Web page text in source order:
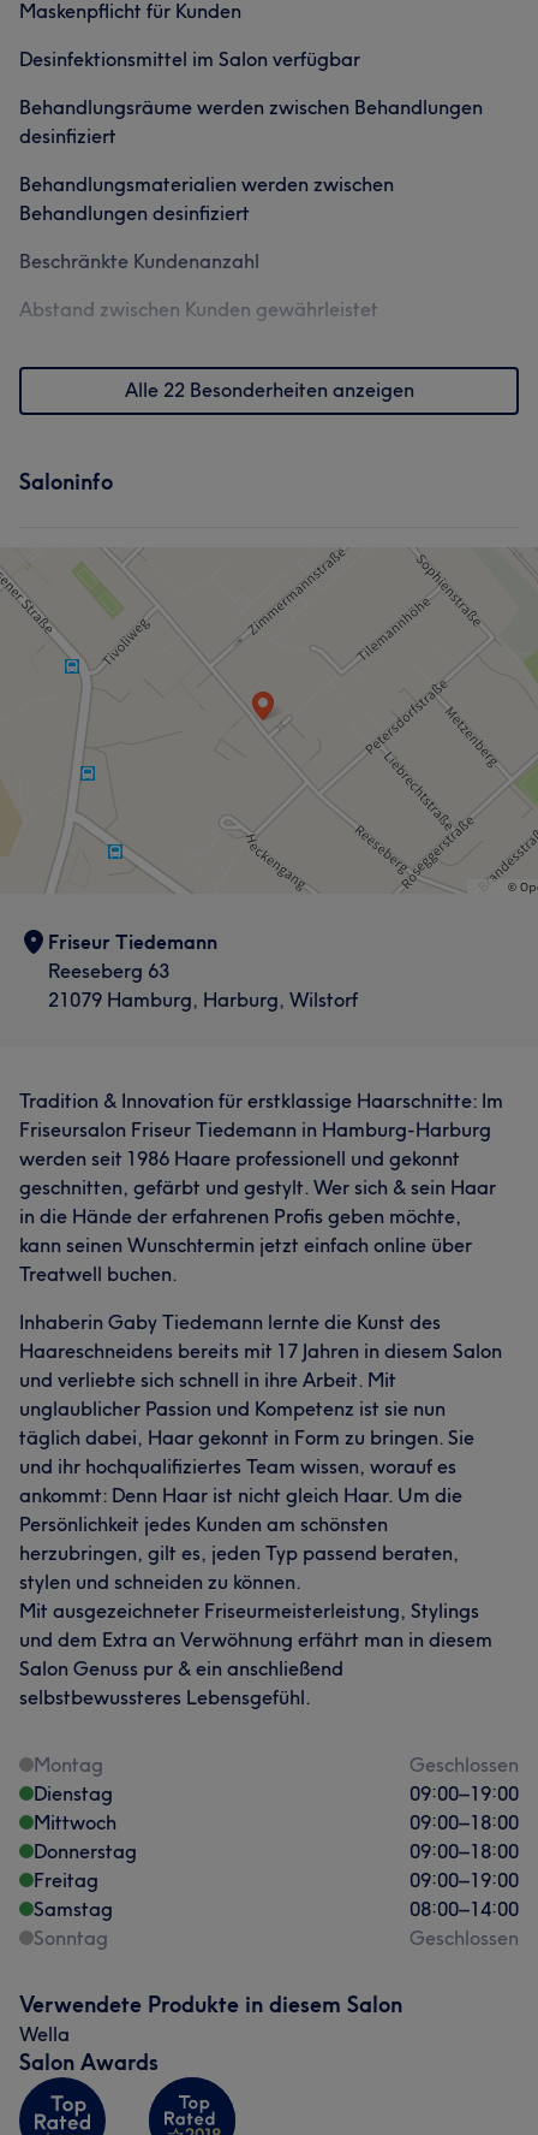
Friseur Gesicht
Maskenpflicht für Kunden
Desinfektionsmittel im Salon verfügbar
Behandlungsräume werden zwischen Behandlungen
desinfiziert
Behandlungsmaterialien werden zwischen
Behandlungen desinfiziert
Beschränkte Kundenanzahl
Abstand zwischen Kunden gewährleistet
Alle 22 Besonderheiten anzeigen
Saloninfo
Friseur Tiedemann
Reeseberg 63
21079 Hamburg, Harburg, Wilstorf
Tradition & Innovation für erstklassige Haarschnitte: Im
Friseursalon Friseur Tiedemann in Hamburg-Harburg
werden seit 1986 Haare professionell und gekonnt
geschnitten, gefärbt und gestylt. Wer sich & sein Haar
in die Hände der erfahrenen Profis geben möchte,
kann seinen Wunschtermin jetzt einfach online über
Treatwell buchen.
Inhaberin Gaby Tiedemann lernte die Kunst des
Haareschneidens bereits mit 17 Jahren in diesem Salon
und verliebte sich schnell in ihre Arbeit. Mit
unglaublicher Passion und Kompetenz ist sie nun
täglich dabei, Haar gekonnt in Form zu bringen. Sie
und ihr hochqualifiziertes Team wissen, worauf es
ankommt: Denn Haar ist nicht gleich Haar. Um die
Persönlichkeit jedes Kunden am schönsten
herzubringen, gilt es, jeden Typ passend beraten,
stylen und schneiden zu können.
Mit ausgezeichneter Friseurmeisterleistung, Stylings
und dem Extra an Verwöhnung erfährt man in diesem
Salon Genuss pur & ein anschließend
selbstbewussteres Lebensgefühl.
Montag
Geschlossen
Dienstag
09:00–19:00
Mittwoch
09:00–18:00
Donnerstag
09:00–18:00
Freitag
09:00–19:00
Samstag
08:00–14:00
Sonntag
Geschlossen
Verwendete Produkte in diesem Salon
Wella
Salon Awards